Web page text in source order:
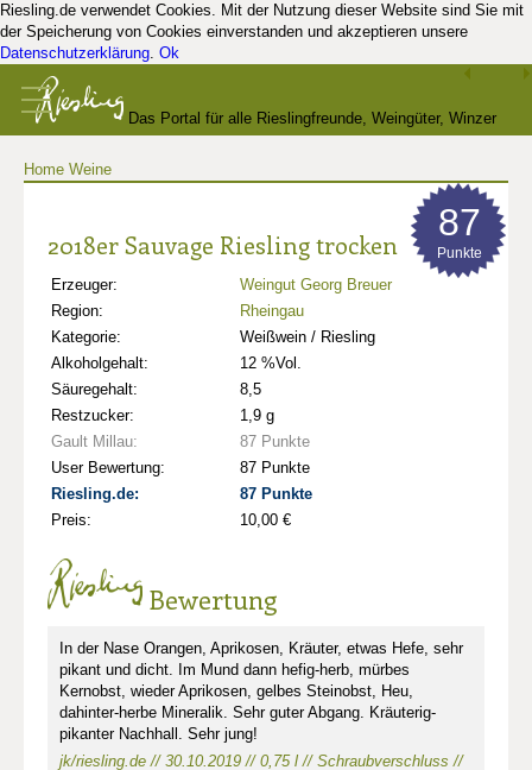
Riesling.de verwendet Cookies. Mit der Nutzung dieser Website sind Sie mit
der Speicherung von Cookies einverstanden und akzeptieren unsere
Datenschutzerklärung. Ok
Das Portal für alle Rieslingfreunde, Weingüter, Winzer
Home Weine
2018er Sauvage Riesling trocken
Erzeuger:
Weingut Georg Breuer
Region:
Rheingau
Kategorie:
Weißwein / Riesling
Alkoholgehalt:
12 %Vol.
Säuregehalt:
8,5
Restzucker:
1,9 g
Gault Millau:
87 Punkte
User Bewertung:
87 Punkte
Riesling.de:
87 Punkte
Preis:
10,00 €
87
Punkte
Bewertung
In der Nase Orangen, Aprikosen, Kräuter, etwas Hefe, sehr
pikant und dicht. Im Mund dann hefig-herb, mürbes
Kernobst, wieder Aprikosen, gelbes Steinobst, Heu,
dahinter-herbe Mineralik. Sehr guter Abgang. Kräuterig-
pikanter Nachhall. Sehr jung!
jk/riesling.de // 30.10.2019 // 0,75 l // Schraubverschluss //